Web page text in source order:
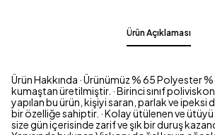
Ürün Açıklaması
Ürün Hakkında · Ürünümüz % 65 Polyester
kumaştan üretilmiştir. · Birinci sınıf poliviskon
yapılan bu ürün, kişiyi saran, parlak ve ipeksi
bir özelliğe sahiptir. · Kolay ütülenen ve ütüyü
size gün içerisinde zarif ve şık bir duruş